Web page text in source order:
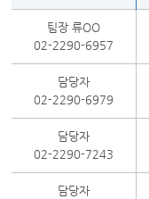
팀장 류OO
02-2290-6957
담당자
02-2290-6979
담당자
02-2290-7243
담당자